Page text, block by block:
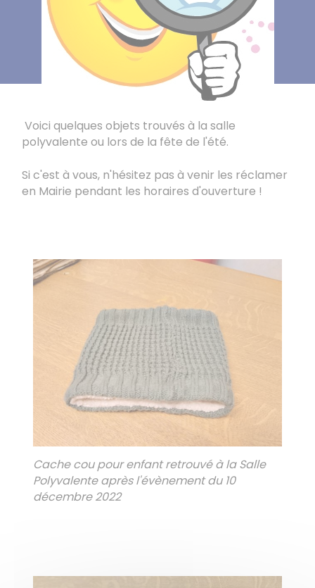
​​​​​​​Voici quelques objets trouvés à la salle
polyvalente ou lors de la fête de l'été.
Si c'est à vous, n'hésitez pas à venir les réclamer
en Mairie pendant les horaires d'ouverture !
Cache cou pour enfant retrouvé à la Salle
Polyvalente après l'évènement du 10
décembre 2022